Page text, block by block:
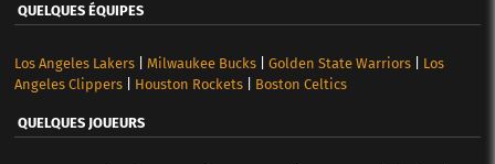
QUELQUES ÉQUIPES
Los Angeles Lakers| Milwaukee Bucks| Golden State Warriors| Los
Angeles Clippers| Houston Rockets| Boston Celtics
QUELQUES JOUEURS